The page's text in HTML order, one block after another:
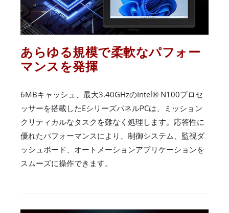
あらゆる規模で柔軟なパフォー
マンスを発揮
6MBキャッシュ、最大3.40GHzのIntel® N100プロセ
ッサーを搭載したEシリーズパネルPCは、ミッション
クリティカルなタスクを難なく処理します。応答性に
優れたパフォーマンスにより、制御システム、監視ダ
ッシュボード、オートメーションアプリケーションを
スムーズに操作できます。